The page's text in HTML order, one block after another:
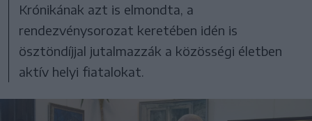
Krónikának azt is elmondta, a
rendezvénysorozat keretében idén is
ösztöndíjjal jutalmazzák a közösségi életben
aktív helyi fiatalokat.